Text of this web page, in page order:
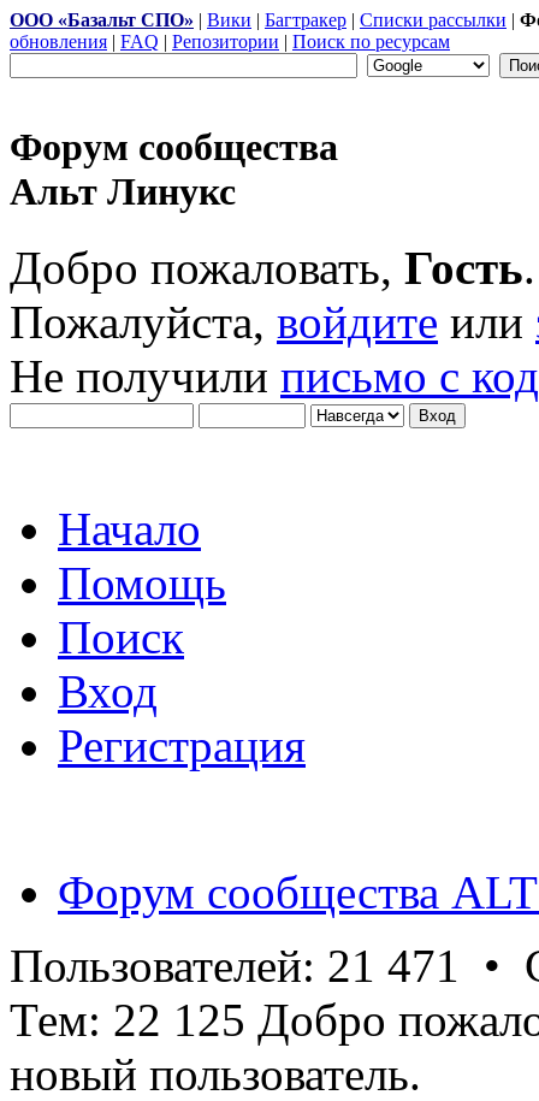
ООО «Базальт СПО» | Вики | Багтракер | Списки рассылки |
обновления | FAQ | Репозитории | Поиск по ресурсам
Форум сообщества
Альт Линукс
Добро пожаловать, Гость.
Пожалуйста, войдите или
Не получили письмо с
Начало
Помощь
Поиск
Вход
Регистрация
Форум сообщества
Пользователей: 21 471
Тем: 22 125 Добро
новый пользователь.